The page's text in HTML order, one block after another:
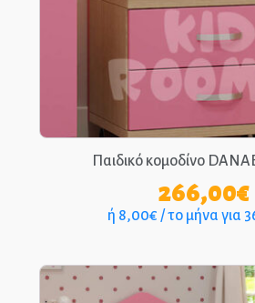
Παιδικό κομοδίνο
266,00€
ή 8,00€ / το μήνα για